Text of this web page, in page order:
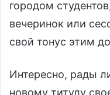
городом
вечеринок или
свой тонус этим
Интересно, рады
новому титулу